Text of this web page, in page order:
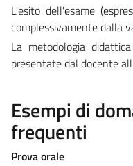
L'esito dell'esame
complessivamente dalla
La metodologia
presentate dal docente
Esempi di
frequenti
Prova orale